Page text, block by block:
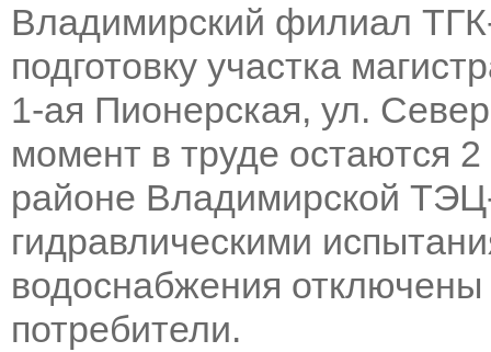
Владимирский филиал
подготовку участка
1-ая Пионерская, ул.
момент в труде остаются
районе Владимирской
гидравлическими
водоснабжения отключены
потребители.